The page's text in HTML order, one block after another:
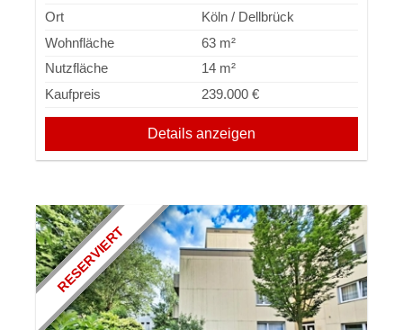
Ort
Köln / Dellbrück
Wohnfläche
63 m²
Nutzfläche
14 m²
Kaufpreis
239.000 €
Details anzeigen
RESERVIERT